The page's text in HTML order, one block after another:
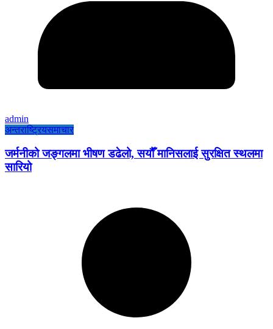
admin
अन्तराष्ट्रियसमाचार
जर्मनीको जङ्गलमा भीषण डढेलो, सयौँ मानिसलाई सुरक्षित स्थलमा
सारियो